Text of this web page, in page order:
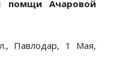
помщи Ачаровой
Павлодар, 1 Мая,